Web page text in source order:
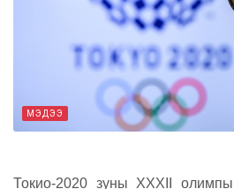
МЭДЭЭ
Токио-2020 зуны XXXII